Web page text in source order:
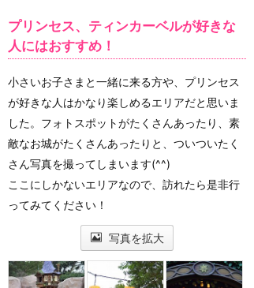
プリンセス、ティンカーベルが好きな
人にはおすすめ！
小さいお子さまと一緒に来る方や、プリンセス
が好きな人はかなり楽しめるエリアだと思いま
した。フォトスポットがたくさんあったり、素
敵なお城がたくさんあったりと、ついついたく
さん写真を撮ってしまいます(^^)
ここにしかないエリアなので、訪れたら是非行
ってみてください！
写真を拡大